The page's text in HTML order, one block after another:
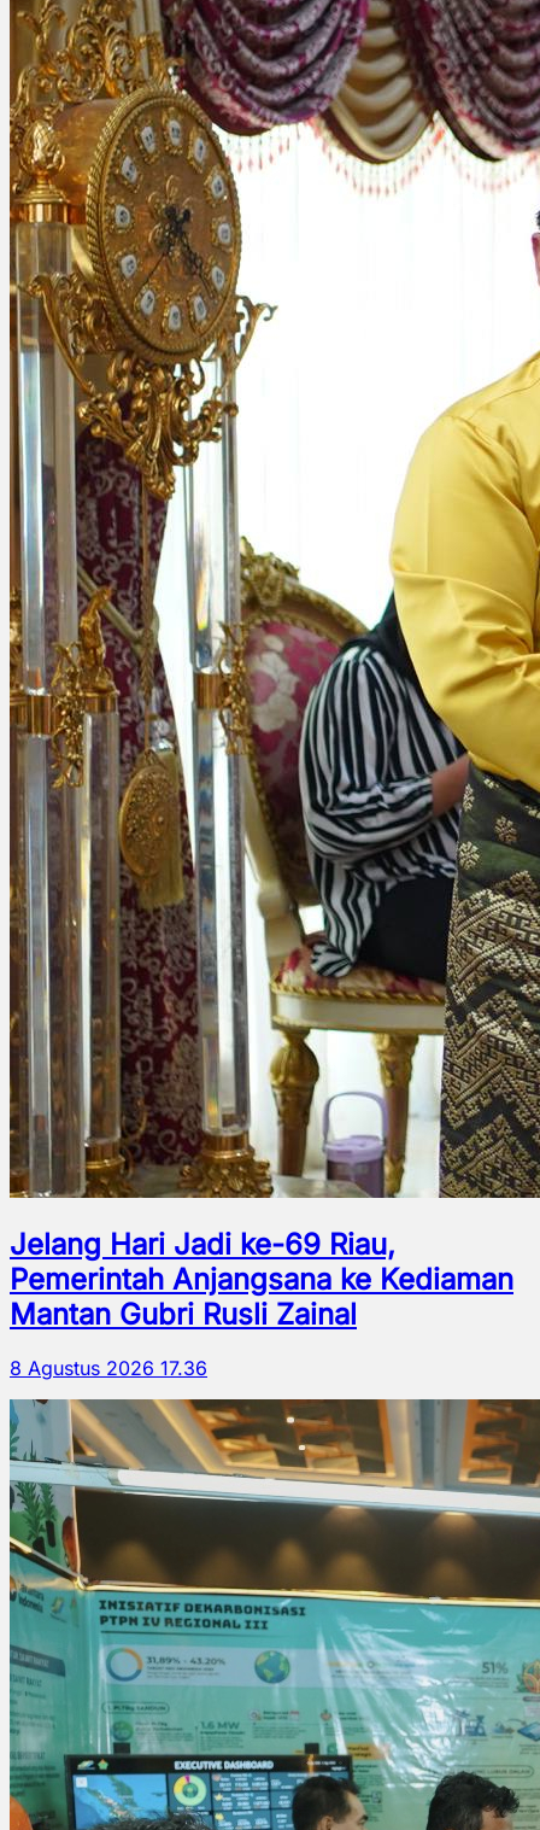
Jelang Hari Jadi ke-69 Riau,
Pemerintah Anjangsana ke Kediaman
Mantan Gubri Rusli Zainal
8 Agustus 2026 17.36